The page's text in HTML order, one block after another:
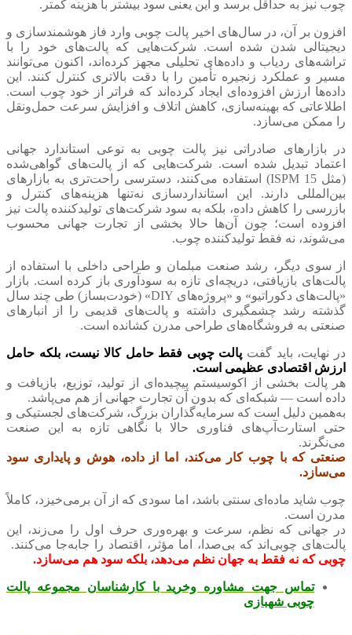
چوب نیز به حداقل برسد و این یعنی سود بیشتر با هزینه کمتر.
افزون بر آن، در سال‌های اخیر پالت چوبی وارد فاز هوشمندسازی و
دیجیتالی شدن شده است. شرکت‌هایی که پالت‌های خود را با
تراشه‌های ردیاب و داده‌های تحلیلی مجهز کرده‌اند، اکنون می‌توانند
مسیر و عملکرد زنجیره تأمین را با دقت بالاتری کنترل کنند. این
داده‌ها ارزش افزوده‌ای ایجاد کرده‌اند که فراتر از خود چوب است.
اطلاعاتی که بهینه‌سازی، کاهش اتلاف و افزایش سرعت حمل‌ونقل
را ممکن می‌سازد.
در بازارهای صادراتی نیز پالت چوبی به نوعی استاندارد جهانی
اعتماد تبدیل شده است. شرکت‌هایی که از پالت‌های گواهی‌شده
(مثل ISPM 15) استفاده می‌کنند، دسترسی راحت‌تری به بازارهای
بین‌المللی دارند. این استانداردسازی نه‌تنها هزینه‌های کنترل و
بازرسی را کاهش داده، بلکه به سود شرکت‌های تولیدکننده پالت نیز
افزوده است؛ چون آن‌ها حالا بخشی از تجارت جهانی محسوب
می‌شوند، نه فقط تولیدکننده چوب.
از سوی دیگر، رشد صنعت مبلمان و طراحی داخلی با استفاده از
پالت‌های بازیافتی، دریچه‌ای تازه به سودآوری باز کرده است. بازار
«پالت‌های دکوراتیو» و «پروژه‌های DIY» (خودت‌بساز) طی چند سال
گذشته رشد چشمگیری داشته و پالت‌های قدیمی را از انبارهای
صنعتی به فروشگاه‌های طراحی مدرن کشانده است.
در نهایت، باید گفت پالت چوبی فقط حامل کالا نیست، بلکه حامل
ارزش اقتصادی عظیمی است.
هر پالت بخشی از اکوسیستم پیچیده‌ای از تولید، توزیع، بازیافت و
داده است — شبکه‌ای که بدون آن تجارت جهانی از هم می‌پاشد.
به‌همین دلیل است که سرمایه‌گذاران بزرگ، شرکت‌های لجستیکی و
حتی استارت‌آپ‌های فناوری حالا با نگاهی تازه به این صنعت
می‌نگرند.
صنعتی که با چوب کار می‌کند، اما از داده، هوش و پایداری سود
می‌سازد.
چوب شاید ماده‌ای سنتی باشد، اما سودی که از آن برمی‌خیزد، کاملاً
مدرن است.
در جهانی که نظم، سرعت و بهره‌وری حرف اول را می‌زند، این
پالت‌های چوبی‌اند که بی‌صدا، اما مؤثر، اقتصاد را جابه‌جا می‌کنند.
چوبی که نه‌ فقط به جهان نظم می‌دهد، بلکه سود هم می‌سازد.
تماس جهت مشاوره وخرید با کارشناسان مجموعه پالت
چوبی شهبازی